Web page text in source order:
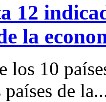
12
la
los 10
de